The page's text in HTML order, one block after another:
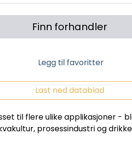
Finn forhandler
Legg til favoritter
Last ned datablad
til flere ulike applikasjoner -
prosessindustri og